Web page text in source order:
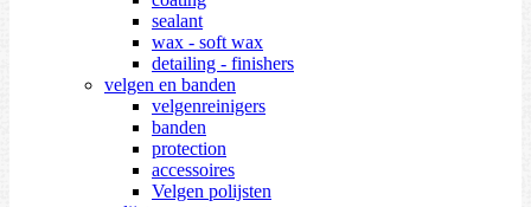
sealant
wax - soft wax
detailing - finishers
velgen en banden
velgenreinigers
banden
protection
accessoires
Velgen polijsten